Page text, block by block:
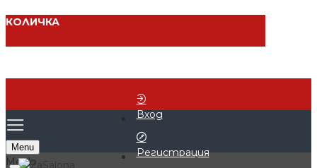
КОЛИЧКА
Вход
Регистрация
Menu